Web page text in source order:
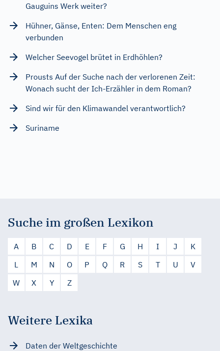
Gauguins Werk weiter?
Hühner, Gänse, Enten: Dem Menschen eng
verbunden
Welcher Seevogel brütet in Erdhöhlen?
Prousts Auf der Suche nach der verlorenen Zeit:
Wonach sucht der Ich-Erzähler in dem Roman?
Sind wir für den Klimawandel verantwortlich?
Suriname
Suche im großen Lexikon
A B C D E F G H I J
K
L
M N O P Q R S T U
V
W
X Y Z
Weitere Lexika
Daten der Weltgeschichte